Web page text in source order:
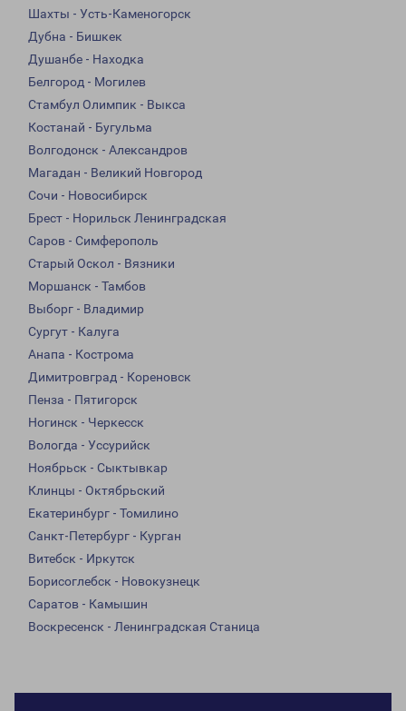
Шахты - Усть-Каменогорск
Дубна - Бишкек
Душанбе - Находка
Белгород - Могилев
Стамбул Олимпик - Выкса
Костанай - Бугульма
Волгодонск - Александров
Магадан - Великий Новгород
Сочи - Новосибирск
Брест - Норильск Ленинградская
Саров - Симферополь
Старый Оскол - Вязники
Моршанск - Тамбов
Выборг - Владимир
Сургут - Калуга
Анапа - Кострома
Димитровград - Кореновск
Пенза - Пятигорск
Ногинск - Черкесск
Вологда - Уссурийск
Ноябрьск - Сыктывкар
Клинцы - Октябрьский
Екатеринбург - Томилино
Санкт-Петербург - Курган
Витебск - Иркутск
Борисоглебск - Новокузнецк
Саратов - Камышин
Воскресенск - Ленинградская Станица